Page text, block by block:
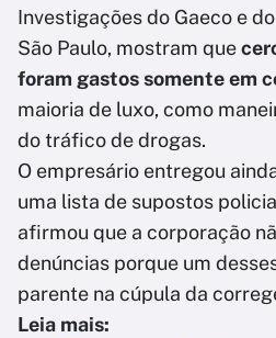
Investigações do Gaeco e
São Paulo, mostram que
foram gastos somente em
maioria de luxo, como
do tráfico de drogas.
O empresário entregou
uma lista de supostos
afirmou que a corporação
denúncias porque um
parente na cúpula da
Leia mais: